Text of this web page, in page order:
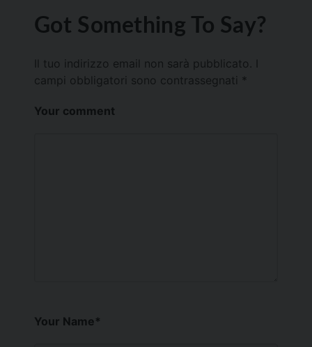
Got Something To Say?
Il tuo indirizzo email non sarà pubblicato.
campi obbligatori sono contrassegnati *
Your comment
Your Name*